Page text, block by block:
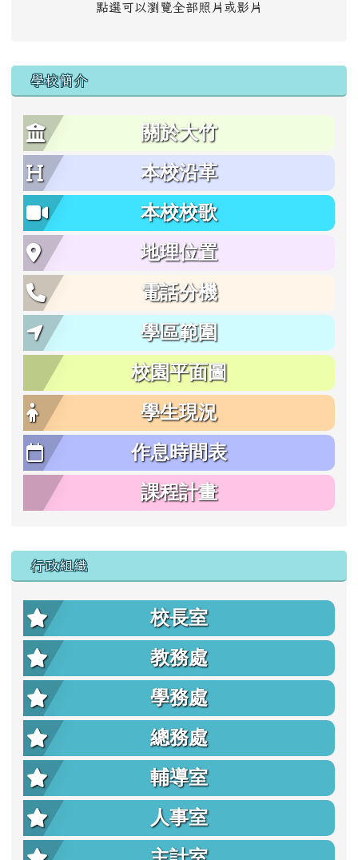
點選可以瀏覽全部照片或影片
學校簡介
關於大竹
本校沿革
本校校歌
地理位置
電話分機
學區範圍
校園平面圖
學生現況
作息時間表
課程計畫
行政組織
校長室
教務處
學務處
總務處
輔導室
人事室